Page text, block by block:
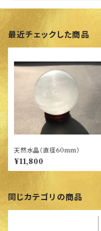
最近チェックした商品
天然水晶（直径60mm）
¥11,800
同じカテゴリの商品